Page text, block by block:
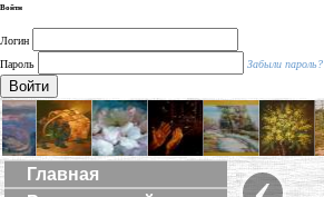
Войти
Логин
Пароль
Забыли пароль?
Войти
Главная